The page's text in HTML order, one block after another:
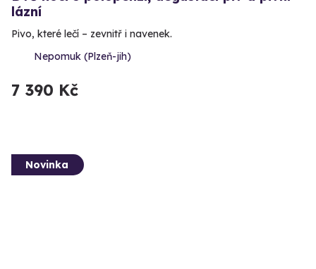
lázní
Pivo, které lečí – zevnitř i navenek.
Nepomuk (Plzeň-jih)
7 390 Kč
Novinka